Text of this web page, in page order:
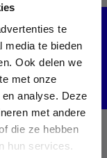
te
media te bieden
Ook delen we
met onze
analyse. Deze
met andere
die ze hebben
hun services.